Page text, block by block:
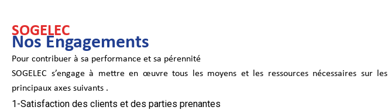
SOGELEC
Nos Engagements
Pour contribuer à sa performance et sa pérennité
SOGELEC s’engage à mettre en œuvre tous les moyens et les ressources nécessaires sur les
principaux axes suivants .
1-Satisfaction des clients et des parties prenantes